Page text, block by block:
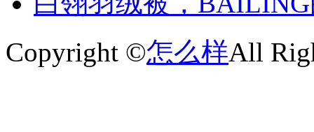
Copyright ©怎么样All